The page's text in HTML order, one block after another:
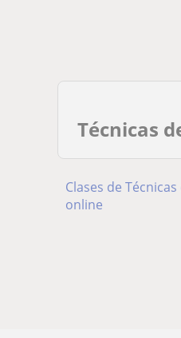
Técnicas
Clases de Técnicas de estudio
online